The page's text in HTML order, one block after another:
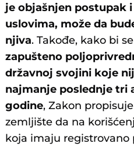
je objašnjen postupak
uslovima, može da
njiva. Takođe, kako bi
zapušteno
državnoj svojini koje
najmanje poslednje tri
godine, Zakon
zemljište da na
koja imaju registrovano